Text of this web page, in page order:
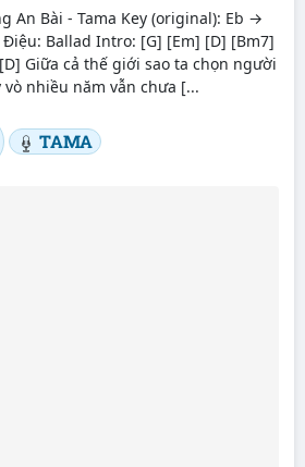
An Bài - Tama Key (original): Eb →
Ballad Intro: [G] [Em] [D] [Bm7]
Giữa cả thế giới sao ta chọn người
nhiều năm vẫn chưa [...
TAMA